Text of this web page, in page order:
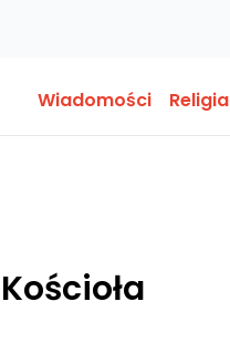
Wiadomości Religia